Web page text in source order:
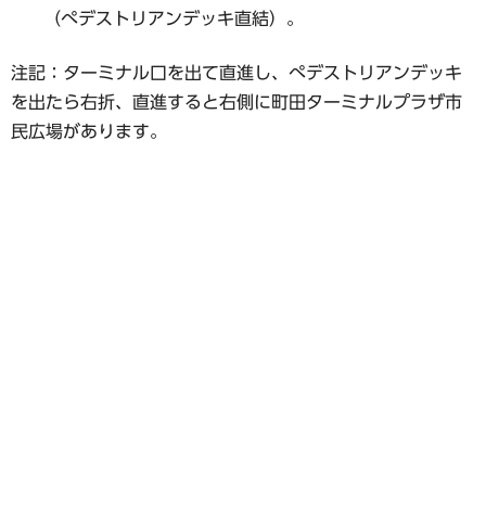
（ぺデストリアンデッキ直結）。
注記：ターミナル口を出て直進し、ぺデストリアンデッキ
を出たら右折、直進すると右側に町田ターミナルプラザ市
民広場があります。